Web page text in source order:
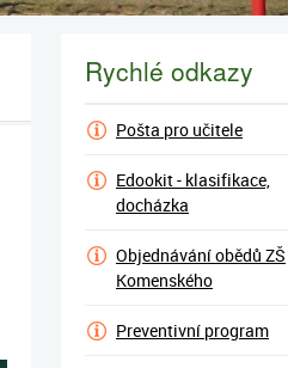
Rychlé odkazy
Pošta pro učitele
Edookit - klasifikace,
docházka
Objednávání obědů ZŠ
Komenského
Preventivní program